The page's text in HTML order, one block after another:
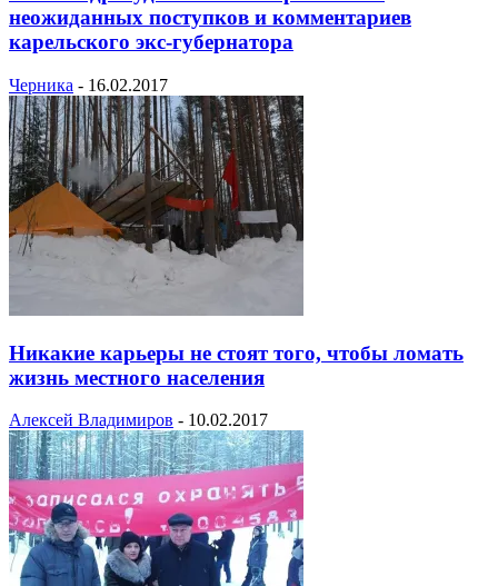
неожиданных поступков и комментариев
карельского экс-губернатора
Черника - 16.02.2017
Никакие карьеры не стоят того, чтобы ломать
жизнь местного населения
Алексей Владимиров - 10.02.2017